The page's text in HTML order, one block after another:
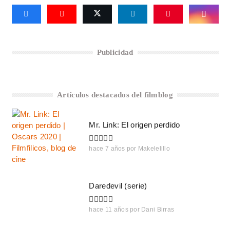
Publicidad
Artículos destacados del filmblog
Mr. Link: El origen perdido
hace 7 años por Makelelillo
Daredevil (serie)
hace 11 años por Dani Birras